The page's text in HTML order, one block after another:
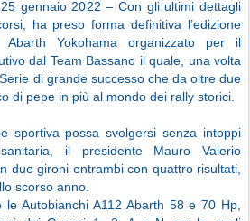
gennaio 2022 – Con gli ultimi dettagli
ha preso forma definitiva l’edizione
Yokohama organizzato per il
dal Team Bassano il quale, una volta
di grande successo che da oltre due
di pepe in più al mondo dei rally storici.
sportiva possa svolgersi senza intoppi
il presidente Mauro Valerio
due gironi entrambi con quattro risultati,
scorso anno.
Autobianchi A112 Abarth 58 e 70 Hp,